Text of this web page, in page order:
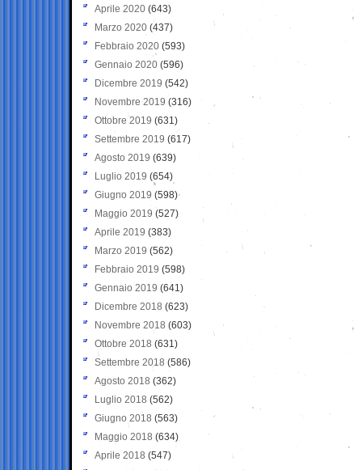
Aprile 2020 (643)
Marzo 2020 (437)
Febbraio 2020 (593)
Gennaio 2020 (596)
Dicembre 2019 (542)
Novembre 2019 (316)
Ottobre 2019 (631)
Settembre 2019 (617)
Agosto 2019 (639)
Luglio 2019 (654)
Giugno 2019 (598)
Maggio 2019 (527)
Aprile 2019 (383)
Marzo 2019 (562)
Febbraio 2019 (598)
Gennaio 2019 (641)
Dicembre 2018 (623)
Novembre 2018 (603)
Ottobre 2018 (631)
Settembre 2018 (586)
Agosto 2018 (362)
Luglio 2018 (562)
Giugno 2018 (563)
Maggio 2018 (634)
Aprile 2018 (547)